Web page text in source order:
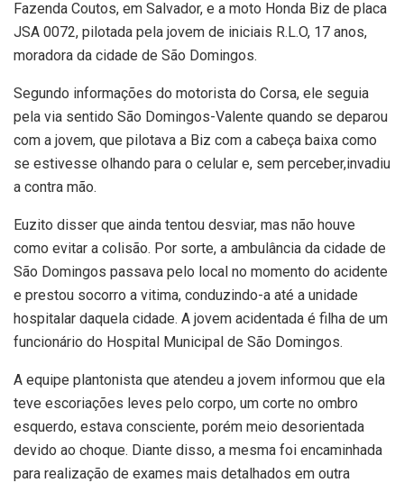
Fazenda Coutos, em Salvador, e a moto Honda Biz de placa
JSA 0072, pilotada pela jovem de iniciais R.L.O, 17 anos,
moradora da cidade de São Domingos.
Segundo informações do motorista do Corsa, ele seguia
pela via sentido São Domingos-Valente quando se deparou
com a jovem, que pilotava a Biz com a cabeça baixa como
se estivesse olhando para o celular e, sem perceber,invadiu
a contra mão.
Euzito disser que ainda tentou desviar, mas não houve
como evitar a colisão. Por sorte, a ambulância da cidade de
São Domingos passava pelo local no momento do acidente
e prestou socorro a vitima, conduzindo-a até a unidade
hospitalar daquela cidade. A jovem acidentada é filha de um
funcionário do Hospital Municipal de São Domingos.
A equipe plantonista que atendeu a jovem informou que ela
teve escoriações leves pelo corpo, um corte no ombro
esquerdo, estava consciente, porém meio desorientada
devido ao choque. Diante disso, a mesma foi encaminhada
para realização de exames mais detalhados em outra